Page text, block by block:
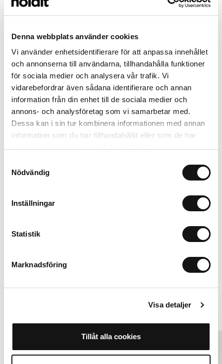
Denna webbplats använder cookies
Vi använder enhetsidentifierare för att anpassa innehållet
och annonserna till användarna, tillhandahålla funktioner
för sociala medier och analysera vår trafik. Vi
vidarebefordrar även sådana identifierare och annan
information från din enhet till de sociala medier och
annons- och analysföretag som vi samarbetar med.
Dessa kan i sin tur kombinera informationen med annan
information som du har tillhandahållit eller som de har
Nödvändig
Inställningar
Statistik
Marknadsföring
Visa detaljer
Tillåt alla cookies
MagSafe Fit
Card Holder
Black Crinkle
Magsafe Compatible
Solid Silicone Case
Wool Gray
AirPods Pro 3
+
iPhone 16 Pro
Vaihtoehdot